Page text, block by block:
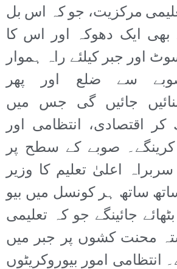
مرکزیت، جو کہ اس بل
ایک دھوکہ اور اس کا
اور جبر کیلئے راہ ہموار
سے ضلع اور پھر
جائیں گی جس میں
کر اقتصادی، انتظامی اور
کرینگے۔ صوبے کے سطح پر
اعلیٰ تعلیم کا وزیر
ساتھ ہر کونسل میں بیو
جائینگے جو کہ تعلیمی
محنت کشوں پر جبر میں
انتظامی امور بیوروکریٹوں